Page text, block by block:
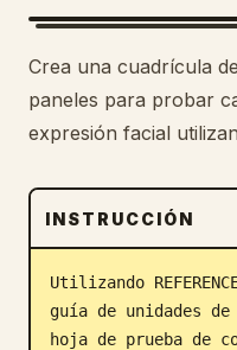
Habilidades
Prompts
Descargar
Blog
Crea una cuadrícula
paneles para probar
expresión facial
INSTRUCCIÓN
Utilizando
guía de unidades de
hoja de prueba de